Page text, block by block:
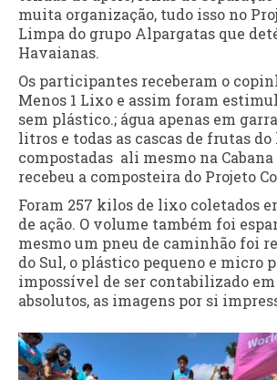
muita organização, tudo isso no
Limpa do grupo Alpargatas que
Havaianas.
Os participantes receberam o
Menos 1 Lixo e assim foram
sem plástico.; água apenas em
litros e todas as cascas de frutas
compostadas ali mesmo na
recebeu a composteira do Projeto
Foram 257 kilos de lixo coletados
de ação. O volume também foi
mesmo um pneu de caminhão foi
do Sul, o plástico pequeno e micro
impossível de ser contabilizado
absolutos, as imagens por si